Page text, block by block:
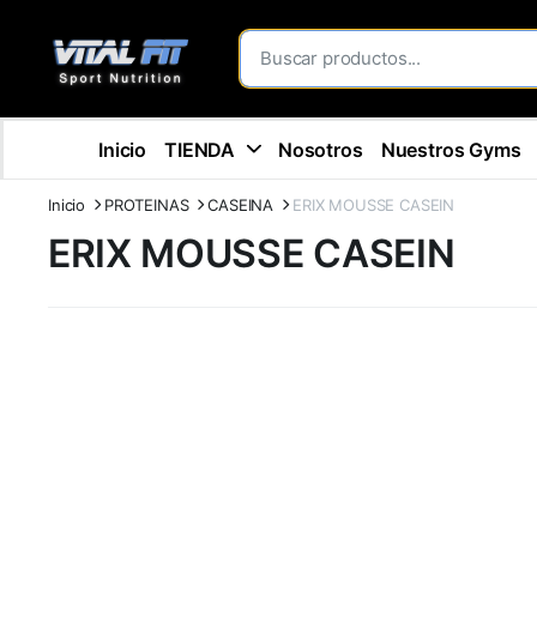
Inicio TIENDA Nosotros Nuestros Gyms
Inicio PROTEINAS CASEINA ERIX MOUSSE CASEIN
ERIX MOUSSE CASEIN